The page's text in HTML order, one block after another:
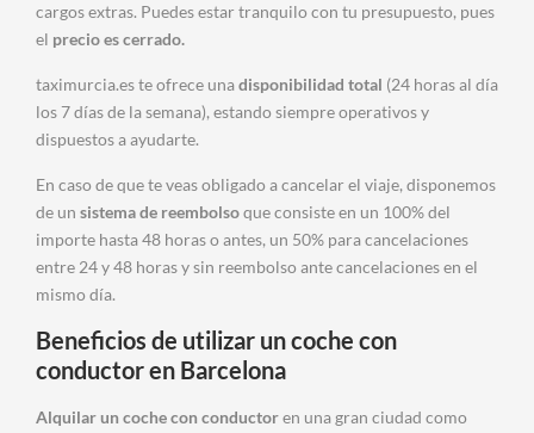
cargos extras. Puedes estar tranquilo con tu presupuesto, pues
el precio es cerrado.
taximurcia.es te ofrece unadisponibilidad total (24 horas al día
los 7 días de la semana), estando siempre operativos y
dispuestos a ayudarte.
En caso de que te veas obligado a cancelar el viaje, disponemos
de un sistema de reembolsoque consiste en un 100% del
importe hasta 48 horas o antes, un 50% para cancelaciones
entre 24 y 48 horas y sin reembolso ante cancelaciones en el
mismo día.
Beneficios de utilizar un coche con
conductor en Barcelona
Alquilar un coche con conductoren una gran ciudad como